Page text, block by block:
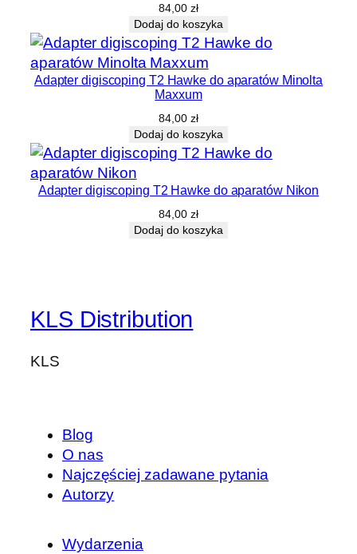
84,00 zł
Dodaj do koszyka
Adapter digiscoping T2 Hawke do aparatów Minolta
Maxxum
84,00 zł
Dodaj do koszyka
Adapter digiscoping T2 Hawke do aparatów Nikon
84,00 zł
Dodaj do koszyka
KLS Distribution
KLS
Blog
O nas
Najczęściej zadawane pytania
Autorzy
Wydarzenia